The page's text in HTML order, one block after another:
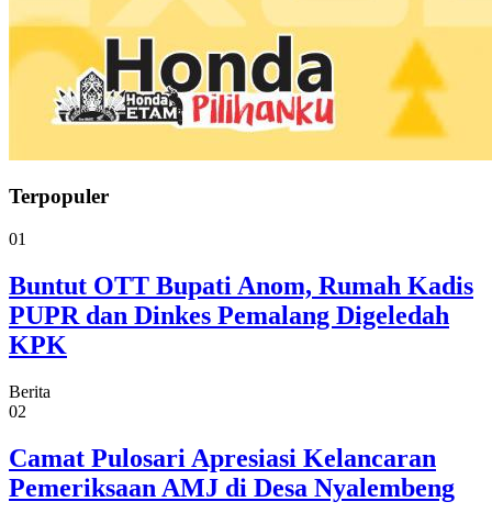
Terpopuler
01
Buntut OTT Bupati Anom, Rumah Kadis
PUPR dan Dinkes Pemalang Digeledah
KPK
Berita
02
Camat Pulosari Apresiasi Kelancaran
Pemeriksaan AMJ di Desa Nyalembeng